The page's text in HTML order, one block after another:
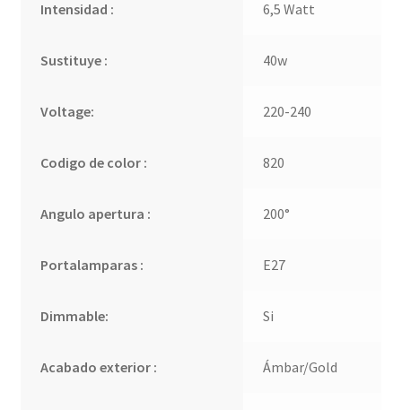
Intensidad : 6,5 Watt
Sustituye : 40w
Voltage: 220-240
Codigo de color : 820
Angulo apertura : 200°
Portalamparas : E27
Dimmable: Si
Acabado exterior : Ámbar/Gold